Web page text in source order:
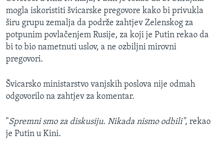
mogla iskoristiti švicarske pregovore kako bi privukla
širu grupu zemalja da podrže zahtjev Zelenskog za
potpunim povlačenjem Rusije, za koji je Putin rekao da
bi to bio nametnuti uslov, a ne ozbiljni mirovni
pregovori.
Švicarsko ministarstvo vanjskih poslova nije odmah
odgovorilo na zahtjev za komentar.
"Spremni smo za diskusiju. Nikada nismo odbili", rekao
je Putin u Kini.